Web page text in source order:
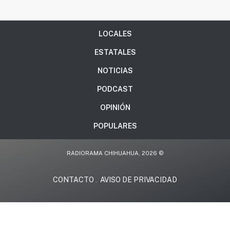
LOCALES
ESTATALES
NOTICIAS
PODCAST
OPINIÓN
POPULARES
RADIORAMA CHIHUAHUA, 2026 ©
CONTACTO . AVISO DE PRIVACIDAD